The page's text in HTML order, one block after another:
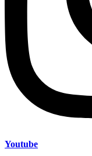
Youtube